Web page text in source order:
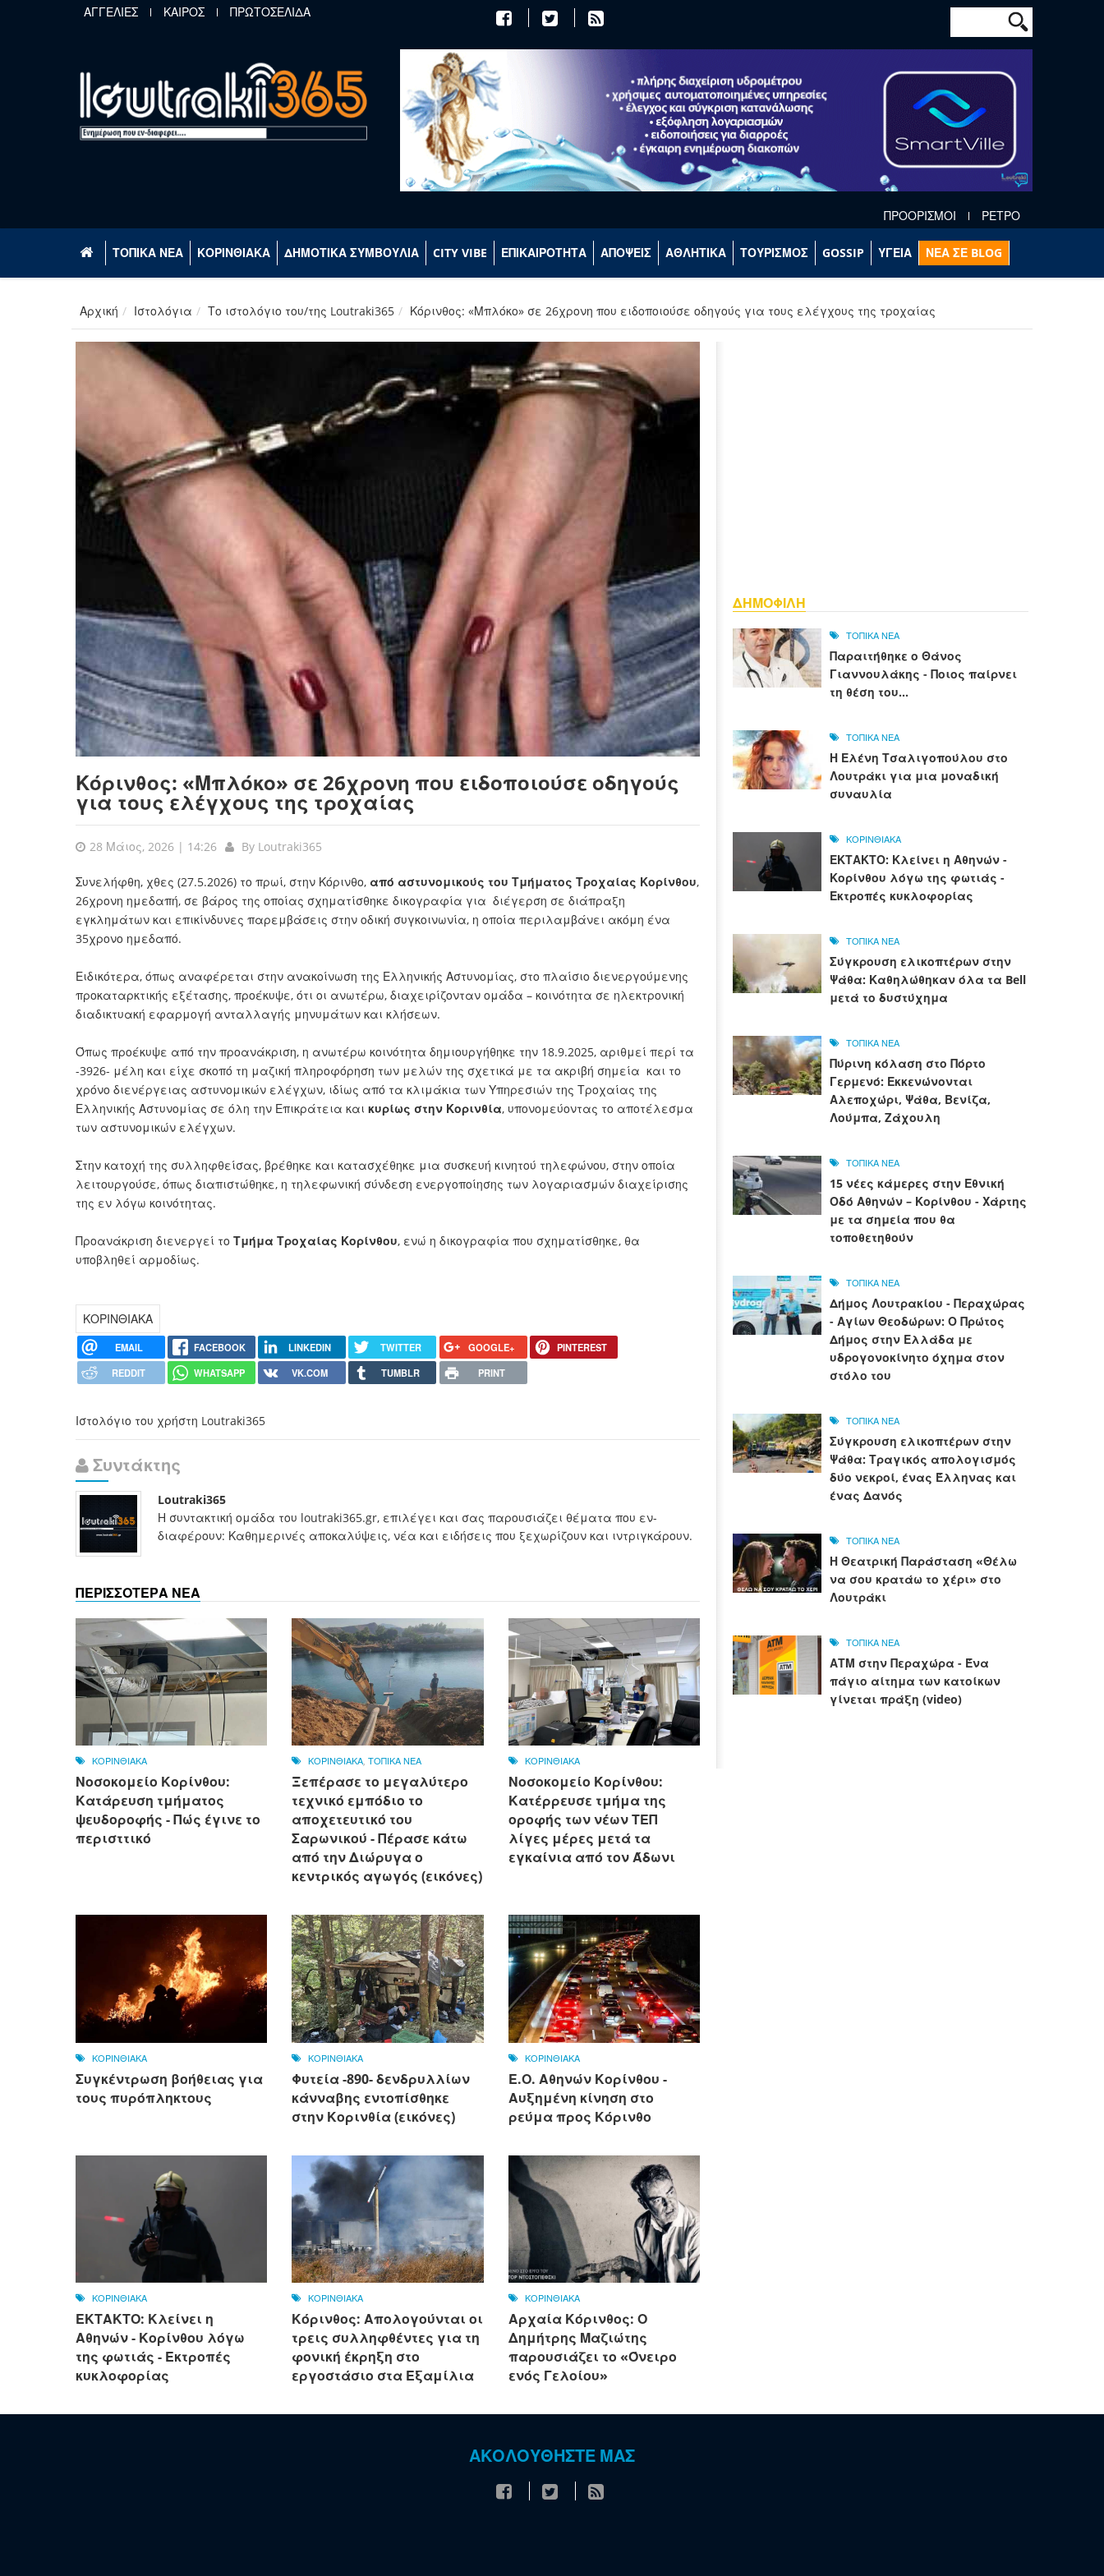
Παράκαμψη προς το κυρίως περιεχόμενο
ΑΓΓΕΛΙΕΣ ΚΑΙΡΟΣ ΠΡΩΤΟΣΕΛΙΔΑ Φόρμα
Αναζήτηση
ΠΡΟΟΡΙΣΜΟΙ ΡΕΤΡΟ
ΤΟΠΙΚΑ ΝΕΑ ΚΟΡΙΝΘΙΑΚΑ ΔΗΜΟΤΙΚΑ ΣΥΜΒΟΥΛΙΑ CITY VIBE ΕΠΙΚΑΙΡΟΤΗΤΑ ΑΠΟΨΕΙΣ ΑΘΛΗΤΙΚΑ ΤΟΥΡΙΣΜΟΣ GOSSIP ΥΓΕΙΑ ΝΕΑ ΣΕ BLOG
Αρχική Ιστολόγια Το ιστολόγιο του/της Loutraki365 Κόρινθος: «Μπλόκο» σε 26χρονη που ειδοποιούσε οδηγούς για τους ελέγχους της τροχαίας
Κόρινθος: «Μπλόκο» σε 26χρονη που ειδοποιούσε οδηγούς
για τους ελέγχους της τροχαίας
28 Μάιος, 2026 | 14:26 By Loutraki365
Συνελήφθη, χθες (27.5.2026) το πρωί, στην Κόρινθο, από αστυνομικούς του Τμήματος Τροχαίας Κορίνθου,
26χρονη ημεδαπή, σε βάρος της οποίας σχηματίσθηκε δικογραφία για διέγερση σε διάπραξη
εγκλημάτων και επικίνδυνες παρεμβάσεις στην οδική συγκοινωνία, η οποία περιλαμβάνει ακόμη ένα
35χρονο ημεδαπό.
Ειδικότερα, όπως αναφέρεται στην ανακοίνωση της Ελληνικής Αστυνομίας, στο πλαίσιο διενεργούμενης
προκαταρκτικής εξέτασης, προέκυψε, ότι οι ανωτέρω, διαχειρίζονταν ομάδα – κοινότητα σε ηλεκτρονική
διαδικτυακή εφαρμογή ανταλλαγής μηνυμάτων και κλήσεων.
Όπως προέκυψε από την προανάκριση, η ανωτέρω κοινότητα δημιουργήθηκε την 18.9.2025, αριθμεί περί τα
-3926- μέλη και είχε σκοπό τη μαζική πληροφόρηση των μελών της σχετικά με τα ακριβή σημεία και το
χρόνο διενέργειας αστυνομικών ελέγχων, ιδίως από τα κλιμάκια των Υπηρεσιών της Τροχαίας της
Ελληνικής Αστυνομίας σε όλη την Επικράτεια και κυρίως στην Κορινθία, υπονομεύοντας το αποτέλεσμα
των αστυνομικών ελέγχων.
Στην κατοχή της συλληφθείσας, βρέθηκε και κατασχέθηκε μια συσκευή κινητού τηλεφώνου, στην οποία
λειτουργούσε, όπως διαπιστώθηκε, η τηλεφωνική σύνδεση ενεργοποίησης των λογαριασμών διαχείρισης
της εν λόγω κοινότητας.
Προανάκριση διενεργεί το Τμήμα Τροχαίας Κορίνθου, ενώ η δικογραφία που σχηματίσθηκε, θα
υποβληθεί αρμοδίως.
ΚΟΡΙΝΘΙΑΚΑ
EMAIL FACEBOOK LINKEDIN TWITTER GOOGLE+
PINTEREST
REDDIT
WHATSAPP VK.COM TUMBLR PRINT
Ιστολόγιο του χρήστη Loutraki365
Συντάκτης
Loutraki365
Η συντακτική ομάδα του loutraki365.gr, επιλέγει και σας παρουσιάζει θέματα που εν-
διαφέρουν: Καθημερινές αποκαλύψεις, νέα και ειδήσεις που ξεχωρίζουν και ιντριγκάρουν.
ΠΕΡΙΣΣΟΤΕΡΑ ΝΕΑ
ΚΟΡΙΝΘΙΑΚΑ
Νοσοκομείο Κορίνθου:
Κατάρευση τμήματος
ψευδοροφής - Πώς έγινε το
περισττικό
ΚΟΡΙΝΘΙΑΚΑ,ΤΟΠΙΚΑ ΝΕΑ
Ξεπέρασε το μεγαλύτερο
τεχνικό εμπόδιο το
αποχετευτικό του
Σαρωνικού - Πέρασε κάτω
από την Διώρυγα ο
κεντρικός αγωγός (εικόνες)
ΚΟΡΙΝΘΙΑΚΑ
Νοσοκομείο Κορίνθου:
Κατέρρευσε τμήμα της
οροφής των νέων ΤΕΠ
λίγες μέρες μετά τα
εγκαίνια από τον Άδωνι
ΚΟΡΙΝΘΙΑΚΑ
Συγκέντρωση βοήθειας για
τους πυρόπληκτους
ΚΟΡΙΝΘΙΑΚΑ
Φυτεία -890- δενδρυλλίων
κάνναβης εντοπίσθηκε
στην Κορινθία (εικόνες)
ΚΟΡΙΝΘΙΑΚΑ
Ε.Ο. Αθηνών Κορίνθου -
Αυξημένη κίνηση στο
ρεύμα προς Κόρινθο
ΚΟΡΙΝΘΙΑΚΑ
ΕΚΤΑΚΤΟ: Κλείνει η
Αθηνών - Κορίνθου λόγω
της φωτιάς - Εκτροπές
κυκλοφορίας
ΚΟΡΙΝΘΙΑΚΑ
Κόρινθος: Απολογούνται οι
τρεις συλληφθέντες για τη
φονική έκρηξη στο
εργοστάσιο στα Εξαμίλια
ΚΟΡΙΝΘΙΑΚΑ
Αρχαία Κόρινθος: Ο
Δημήτρης Μαζιώτης
παρουσιάζει το «Όνειρο
ενός Γελοίου»
ΔΗΜΟΦΙΛΗ
ΤΟΠΙΚΑ ΝΕΑ
Παραιτήθηκε ο Θάνος
Γιαννουλάκης - Ποιος παίρνει
τη θέση του...
ΤΟΠΙΚΑ ΝΕΑ
Η Ελένη Τσαλιγοπούλου στο
Λουτράκι για μια μοναδική
συναυλία
ΚΟΡΙΝΘΙΑΚΑ
ΕΚΤΑΚΤΟ: Κλείνει η Αθηνών -
Κορίνθου λόγω της φωτιάς -
Εκτροπές κυκλοφορίας
ΤΟΠΙΚΑ ΝΕΑ
Σύγκρουση ελικοπτέρων στην
Ψάθα: Καθηλώθηκαν όλα τα Bell
μετά το δυστύχημα
ΤΟΠΙΚΑ ΝΕΑ
Πύρινη κόλαση στο Πόρτο
Γερμενό: Εκκενώνονται
Αλεποχώρι, Ψάθα, Βενίζα,
Λούμπα, Ζάχουλη
ΤΟΠΙΚΑ ΝΕΑ
15 νέες κάμερες στην Εθνική
Οδό Αθηνών – Κορίνθου - Χάρτης
με τα σημεία που θα
τοποθετηθούν
ΤΟΠΙΚΑ ΝΕΑ
Δήμος Λουτρακίου - Περαχώρας
- Αγίων Θεοδώρων: Ο Πρώτος
Δήμος στην Ελλάδα με
υδρογονοκίνητο όχημα στον
στόλο του
ΤΟΠΙΚΑ ΝΕΑ
Σύγκρουση ελικοπτέρων στην
Ψάθα: Τραγικός απολογισμός
δύο νεκροί, ένας Έλληνας και
ένας Δανός
ΤΟΠΙΚΑ ΝΕΑ
Η Θεατρική Παράσταση «Θέλω
να σου κρατάω το χέρι» στο
Λουτράκι
ΤΟΠΙΚΑ ΝΕΑ
ΑΤΜ στην Περαχώρα - Ένα
πάγιο αίτημα των κατοίκων
γίνεται πράξη (video)
ΑΚΟΛΟΥΘΗΣΤΕ ΜΑΣ